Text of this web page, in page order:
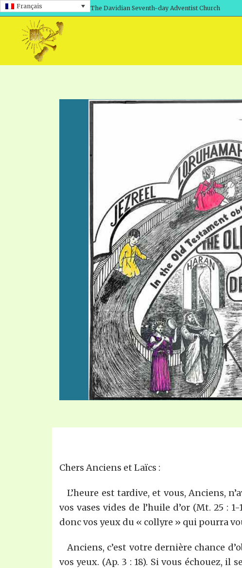
Français The Davidian Seventh-day Adventist Church
Chers Anciens et Laïcs :
L’heure est tardive, et vous, Anciens,
vos vases vides de l’huile d’or (Mt. 25 :
donc vos yeux du « collyre » qui pourra
Anciens, c’est votre dernière chance
vos yeux. (Ap. 3 : 18). Si vous échouez,